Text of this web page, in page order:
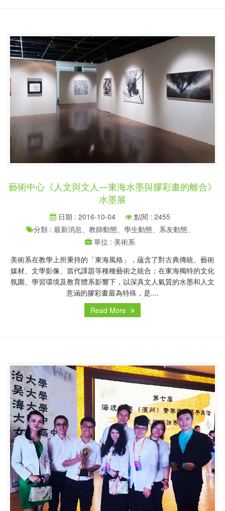
藝術中心《人文與文人―東海水墨與膠彩畫的離合》
水墨展
日期 : 2016-10-04
點閱 : 2455
分類 : 最新消息、教師動態、學生動態、系友動態、
單位 : 美術系
美術系在教學上所秉持的「東海風格」，蘊含了對古典傳統、藝術
媒材、文學影像、當代課題等種種藝術之統合；在東海獨特的文化
氛圍、學習環境及教育體系影響下，以深具文人氣質的水墨和人文
意涵的膠彩畫最為特殊，是....
Read More